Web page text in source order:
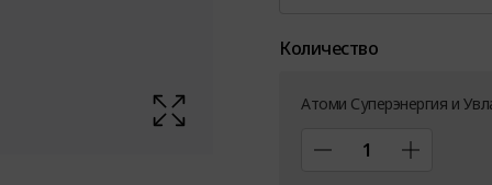
Количество
Атоми Суперэнергия и